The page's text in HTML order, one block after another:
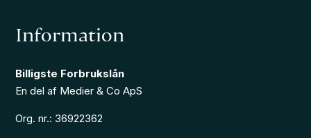
Information
Billigste Forbrukslån
En del af Medier & Co ApS
Org. nr.: 36922362